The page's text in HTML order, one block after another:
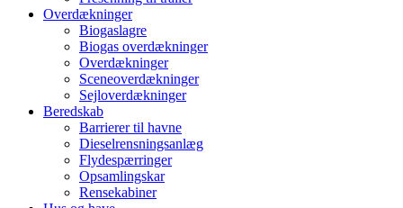
Overdækninger
Biogaslagre
Biogas overdækninger
Overdækninger
Sceneoverdækninger
Sejloverdækninger
Beredskab
Barrierer til havne
Dieselrensningsanlæg
Flydespærringer
Opsamlingskar
Rensekabiner